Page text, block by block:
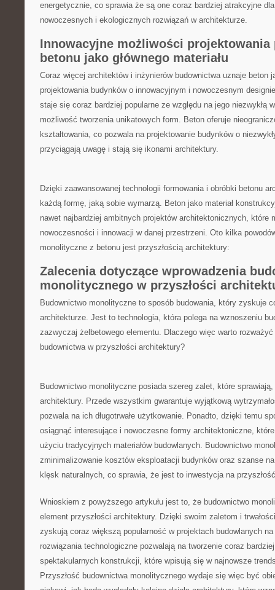
energetycznie, co sprawia‍ że są one coraz bardziej atrakcyjne
nowoczesnych i ekologicznych rozwiązań w architekturze.
Innowacyjne możliwości projektowania
betonu jako głównego materiału
Coraz więcej architektów‍ i inżynierów budownictwa uznaje beton
projektowania budynków o innowacyjnym i nowoczesnym
staje się coraz bardziej popularne ze‌ względu⁣ na jego niezwykłą
możliwość tworzenia unikatowych form. Beton oferuje
kształtowania, co pozwala⁢ na ​projektowanie budynków o
przyciągają uwagę i stają się ikonami architektury.
Dzięki zaawansowanej technologii formowania i obróbki ⁣betonu
każdą formę, jaką sobie wymarzą. Beton ‌jako materiał
nawet najbardziej ambitnych projektów architektonicznych,‌ które
nowoczesności i innowacji w ⁢danej przestrzeni. Oto kilka
monolityczne z betonu jest ⁣przyszłością architektury:
Zalecenia dotyczące wprowadzenia
monolitycznego w‍ przyszłości
Budownictwo monolityczne to sposób budowania, który zyskuje
architekturze. Jest to‍ technologia, która polega na wznoszeniu
zazwyczaj‌ żelbetowego ​elementu. Dlaczego więc warto
budownictwa w przyszłości architektury?
Budownictwo monolityczne posiada szereg zalet, które
architektury. Przede wszystkim gwarantuje⁢ wyjątkową
‍pozwala na ich⁤ długotrwałe użytkowanie. Ponadto, dzięki⁣ temu
osiągnąć interesujące ‍i ​nowoczesne​ formy architektoniczne,
użyciu tradycyjnych materiałów budowlanych. Budownictwo
zminimalizowanie kosztów eksploatacji budynków oraz szanse
⁢klęsk naturalnych, co sprawia, że jest to inwestycja na
Wnioskiem z powyższego artykułu jest to, że budownictwo
element przyszłości architektury. Dzięki swoim zaletom​ i
⁢zyskują coraz większą popularność w projektach budowlanych
rozwiązania technologiczne pozwalają na tworzenie coraz
spektakularnych konstrukcji, które wpisują się w ​najnowsze
Przyszłość budownictwa⁣ monolitycznego wydaje się więc być